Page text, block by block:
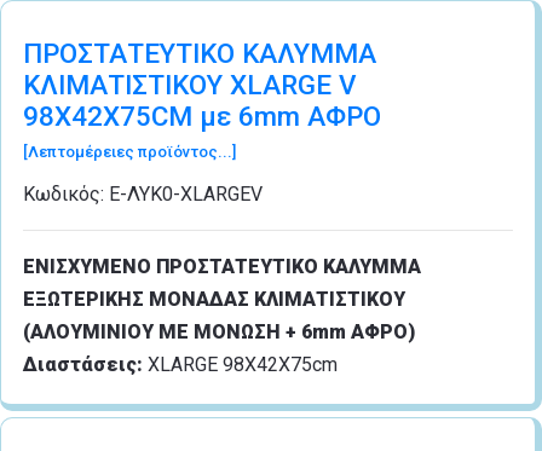
ΠΡΟΣΤΑΤΕΥΤΙΚΟ ΚΑΛΥΜΜΑ
ΚΛΙΜΑΤΙΣΤΙΚΟΥ XLARGE V
98Χ42Χ75CM με 6mm ΑΦΡΟ
[Λεπτομέρειες προϊόντος...]
Κωδικός: Ε-ΛΥΚ0-XLARGEV
ΕΝΙΣΧΥΜΕΝΟ ΠΡΟΣΤΑΤΕΥΤΙΚΟ ΚΑΛΥΜΜΑ
ΕΞΩΤΕΡΙΚΗΣ ΜΟΝΑΔΑΣ ΚΛΙΜΑΤΙΣΤΙΚΟΥ
(ΑΛΟΥΜΙΝΙΟΥ ΜΕ ΜΟΝΩΣΗ + 6mm ΑΦΡΟ)
Διαστάσεις: XLARGE 98Χ42Χ75cm